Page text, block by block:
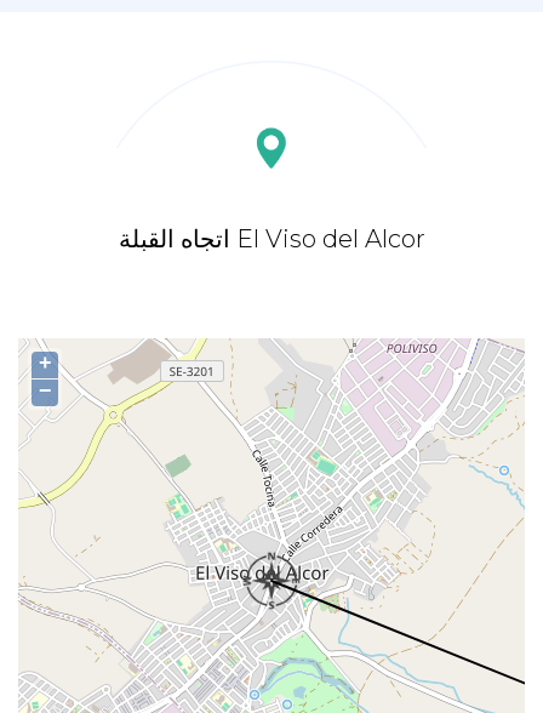
اتجاه القبلة El Viso del Alcor
+
−